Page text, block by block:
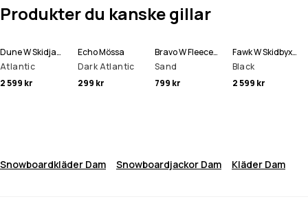
Produkter du kanske gillar
Dune W Skidjacka Kvinna
Atlantic
2 599 kr
Echo Mössa
Dark Atlantic
299 kr
Bravo W Fleecetröja Kvinna
Sand
799 kr
Fawk W Skidbyxa Kvinna
Black
2 599 kr
Snowboardkläder Dam Snowboardjackor Dam Kläder Dam